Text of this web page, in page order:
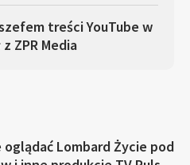
treści YouTube w
ZPR Media
oglądać Lombard Życie pod